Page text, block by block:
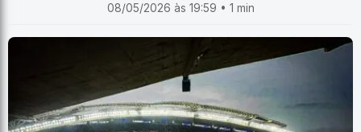
08/05/2026 às 19:59 • 1 min